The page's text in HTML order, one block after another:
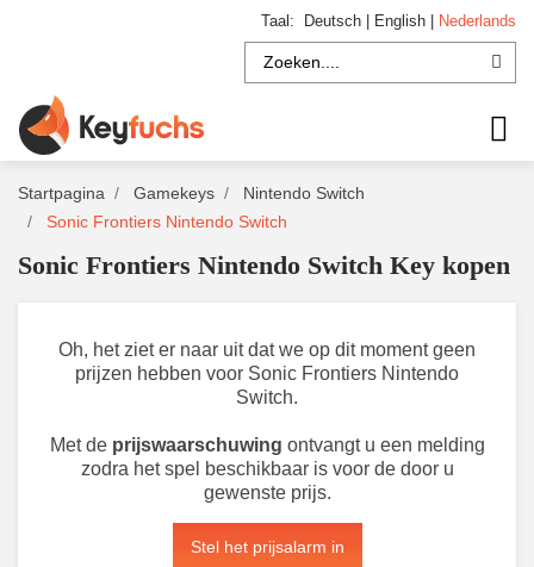
Taal: Deutsch English Nederlands
Startpagina Gamekeys
Nintendo Switch
Sonic Frontiers Nintendo Switch
Sonic Frontiers Nintendo Switch Key kopen
Oh, het ziet er naar uit dat we op dit moment geen
prijzen hebben voor Sonic Frontiers Nintendo
Switch.
Met de prijswaarschuwing ontvangt u een melding
zodra het spel beschikbaar is voor de door u
gewenste prijs.
Stel het prijsalarm in